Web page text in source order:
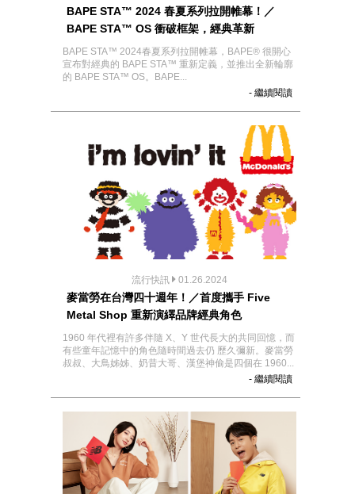
BAPE STA™ 2024 春夏系列拉開帷幕！／
BAPE STA™ OS 衝破框架，經典革新
BAPE STA™ 2024春夏系列拉開帷幕，BAPE® 很開心
宣布對經典的 BAPE STA™ 重新定義，並推出全新輪廓
的 BAPE STA™ OS。BAPE...
- 繼續閱讀
流行快訊 01.26.2024
麥當勞在台灣四十週年！／首度攜手 Five
Metal Shop 重新演繹品牌經典角色
1960 年代裡有許多伴隨 X、Y 世代長大的共同回憶，而
有些童年記憶中的角色隨時間過去仍 歷久彌新。麥當勞
叔叔、大鳥姊姊、奶昔大哥、漢堡神偷是四個在 1960...
- 繼續閱讀